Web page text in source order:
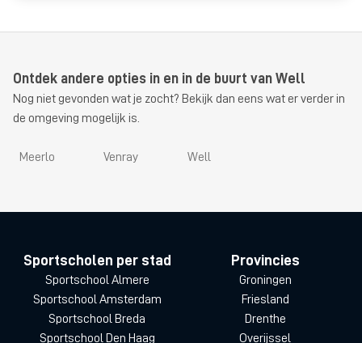
Ontdek andere opties in en in de buurt van Well
Nog niet gevonden wat je zocht? Bekijk dan eens wat er verder in
de omgeving mogelijk is.
Meerlo Venray Well
Sportscholen per stad
Sportschool Almere
Sportschool Amsterdam
Sportschool Breda
Sportschool Den Haag
Provincies
Groningen
Friesland
Drenthe
Overijssel